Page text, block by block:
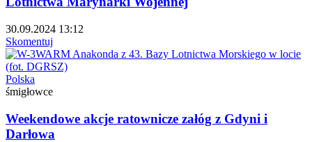
30.09.2024 13:12
Skomentuj
Polska
śmigłowce
Weekendowe akcje ratownicze załóg z Gdyni i
Darłowa